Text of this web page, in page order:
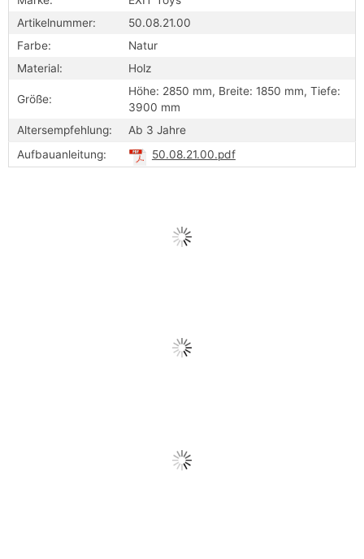
Artikelnummer:
50.08.21.00
Farbe:
Natur
Material:
Holz
Größe:
Höhe: 2850 mm, Breite: 1850 mm, Tiefe:
3900 mm
Altersempfehlung:
Ab 3 Jahre
Aufbauanleitung:
50.08.21.00.pdf